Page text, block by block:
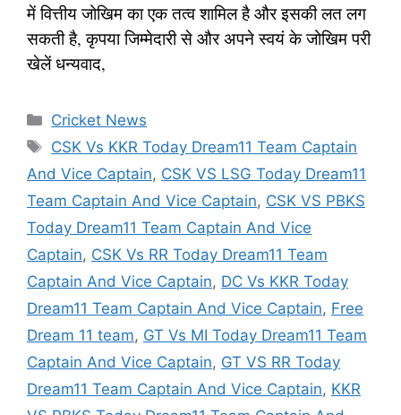
में वित्तीय जोखिम का एक तत्व शामिल है और इसकी लत लग
सकती है, कृपया जिम्मेदारी से और अपने स्वयं के जोखिम परी
खेलें धन्यवाद,
Categories
Cricket News
Tags
CSK Vs KKR Today Dream11 Team Captain
And Vice Captain, CSK VS LSG Today Dream11
Team Captain And Vice Captain, CSK VS PBKS
Today Dream11 Team Captain And Vice
Captain, CSK Vs RR Today Dream11 Team
Captain And Vice Captain, DC Vs KKR Today
Dream11 Team Captain And Vice Captain, Free
Dream 11 team, GT Vs MI Today Dream11 Team
Captain And Vice Captain, GT VS RR Today
Dream11 Team Captain And Vice Captain, KKR